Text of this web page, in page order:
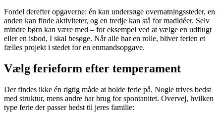
Fordel derefter opgaverne: én kan undersøge overnatningssteder, en
anden kan finde aktiviteter, og en tredje kan stå for madidéer. Selv
mindre børn kan være med – for eksempel ved at vælge en udflugt
eller en isbod, I skal besøge. Når alle har en rolle, bliver ferien et
fælles projekt i stedet for en enmandsopgave.
Vælg ferieform efter temperament
Der findes ikke én rigtig måde at holde ferie på. Nogle trives bedst
med struktur, mens andre har brug for spontanitet. Overvej, hvilken
type ferie der passer bedst til jeres familie: